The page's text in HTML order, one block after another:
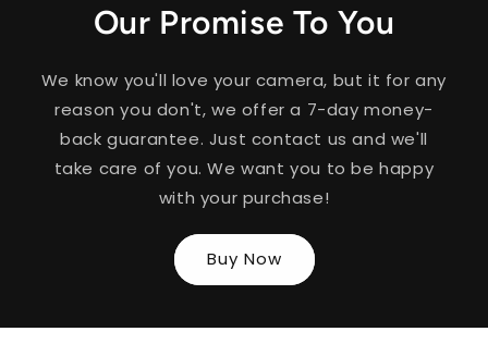
Our Promise To You
We know you'll love your camera, but it for any
reason you don't, we offer a 7-day money-
back guarantee. Just contact us and we'll
take care of you. We want you to be happy
with your purchase!
Buy Now